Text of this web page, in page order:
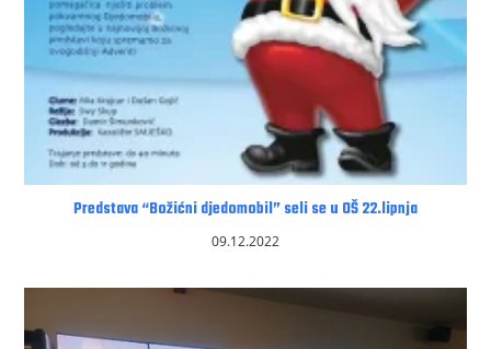
Predstava “Božićni djedomobil” seli se u OŠ 22.lipnja
09.12.2022